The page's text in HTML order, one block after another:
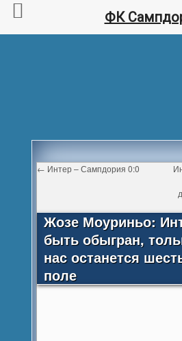
← Интер – Сампдория 0:0
Жозе Моуриньо:
быть обыгран,
нас останется
поле
ФК